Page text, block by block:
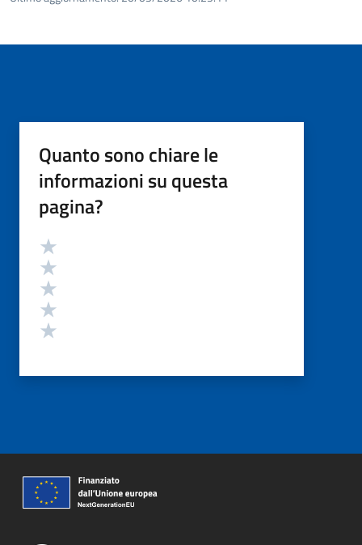
Quanto sono chiare le
informazioni su questa
pagina?
Valutazione